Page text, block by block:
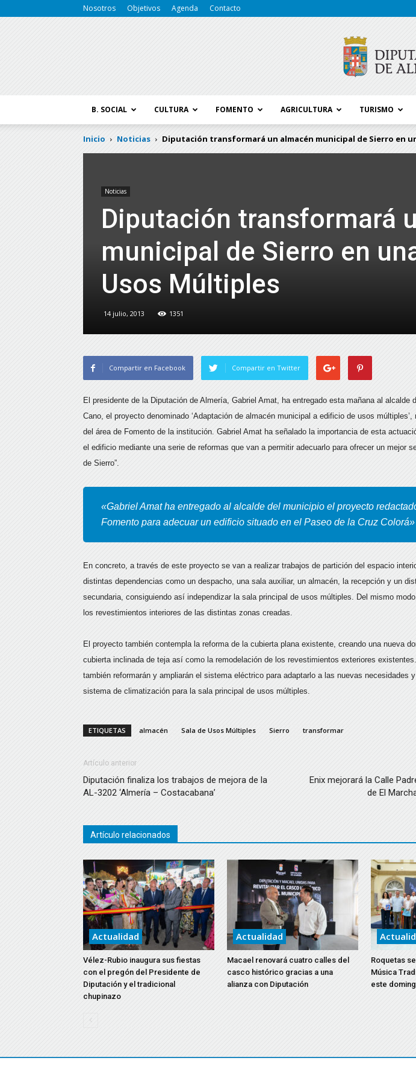
Nosotros Objetivos Agenda Contacto
B. SOCIAL CULTURA FOMENTO AGRICULTURA TURISMO
Inicio Noticias Diputación transformará un almacén municipal de Sierro en
Noticias
Diputación transformará
municipal de Sierro en
Usos Múltiples
14 julio, 2013 1351
Compartir en Facebook Compartir en Twitter
El presidente de la Diputación de Almería, Gabriel Amat, ha entregado esta mañana al alcalde
Cano, el proyecto denominado ‘Adaptación de almacén municipal a edificio de usos múltiples’,
del área de Fomento de la institución. Gabriel Amat ha señalado la importancia de esta
el edificio mediante una serie de reformas que van a permitir adecuarlo para ofrecer un mejor
de Sierro”.
«Gabriel Amat ha entregado al alcalde del municipio el proyecto
Fomento para adecuar un edificio situado en el Paseo de la Cruz Colorá»
En concreto, a través de este proyecto se van a realizar trabajos de partición del espacio
distintas dependencias como un despacho, una sala auxiliar, un almacén, la recepción y un
secundaria, consiguiendo así independizar la sala principal de usos múltiples. Del mismo
los revestimientos interiores de las distintas zonas creadas.
El proyecto también contempla la reforma de la cubierta plana existente, creando una nueva
cubierta inclinada de teja así como la remodelación de los revestimientos exteriores
también reformarán y ampliarán el sistema eléctrico para adaptarlo a las nuevas necesidades
sistema de climatización para la sala principal de usos múltiples.
ETIQUETAS almacén Sala de Usos Múltiples Sierro transformar
Artículo anterior
Diputación finaliza los trabajos de mejora de la
AL-3202 ‘Almería – Costacabana’
Enix mejorará la Calle
de El
Artículo relacionados
Actualidad
Vélez-Rubio inaugura sus fiestas
con el pregón del Presidente de
Diputación y el tradicional
chupinazo
Actualidad
Macael renovará cuatro calles del
casco histórico gracias a una
alianza con Diputación
Roquetas
Música
este